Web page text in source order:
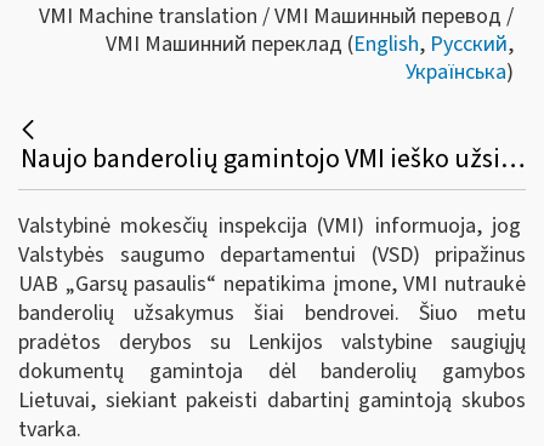
VMI Machine translation / VMI Машинный перевод /
VMI Машинний переклад (English, Русский,
Українська)
Naujo banderolių gamintojo VMI ieško užsienyje
Valstybinė mokesčių inspekcija (VMI) informuoja, jog
Valstybės saugumo departamentui (VSD) pripažinus
UAB „Garsų pasaulis“ nepatikima įmone, VMI nutraukė
banderolių užsakymus šiai bendrovei. Šiuo metu
pradėtos derybos su Lenkijos valstybine saugiųjų
dokumentų gamintoja dėl banderolių gamybos
Lietuvai, siekiant pakeisti dabartinį gamintoją skubos
tvarka.